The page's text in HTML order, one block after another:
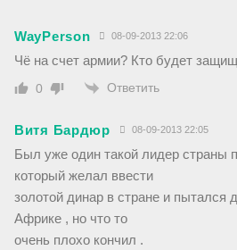
WayPerson 08-09-2013 22:06
Чё на счет армии? Кто будет
0 Ответить
Витя Бардюр 08-09-2013 22:05
Был уже один такой лидер страны
который желал ввести
золотой динар в стране и пытался
Африке , но что то
очень плохо кончил .